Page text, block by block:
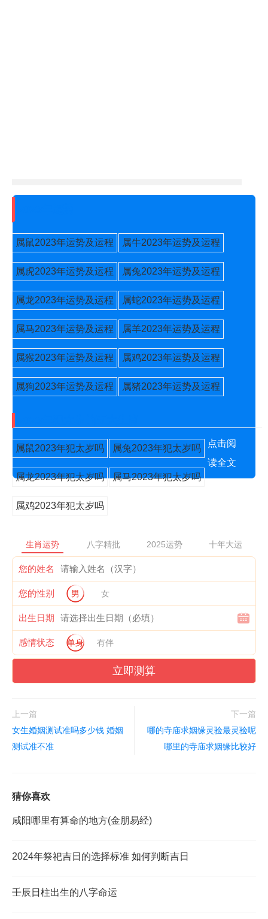
属鼠2023年运势及运程 属牛2023年运势及运程
属虎2023年运势及运程 属兔2023年运势及运程
属龙2023年运势及运程 属蛇2023年运势及运程
属马2023年运势及运程 属羊2023年运势及运程
属猴2023年运势及运程 属鸡2023年运势及运程
属狗2023年运势及运程 属猪2023年运势及运程
属鼠2023年犯太岁吗 属兔2023年犯太岁吗
属龙2023年犯太岁吗 属马2023年犯太岁吗
属鸡2023年犯太岁吗
点击阅
读全文
生肖运势 八字精批 2025运势 十年大运
您的姓名
您的性别 男 女
出生日期
感情状态 单身 有伴
立即测算
上一篇
女生婚姻测试准吗多少钱 婚姻
测试准不准
下一篇
哪的寺庙求姻缘灵验最灵验呢
哪里的寺庙求姻缘比较好
猜你喜欢
咸阳哪里有算命的地方(金朋易经)
2024年祭祀吉日的选择标准 如何判断吉日
壬辰日柱出生的八字命运